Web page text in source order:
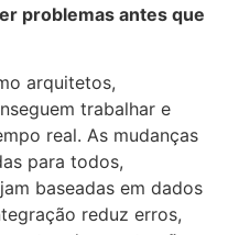
problemas antes que
arquitetos,
trabalhar e
real. As mudanças
para todos,
baseadas em dados
reduz erros,